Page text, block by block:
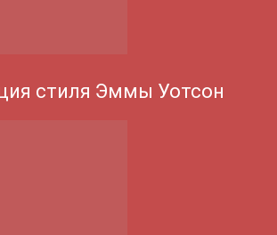
стиля Эммы Уотсон